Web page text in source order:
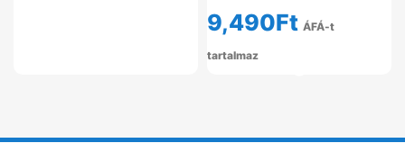
9,490Ft ÁFÁ-t
tartalmaz